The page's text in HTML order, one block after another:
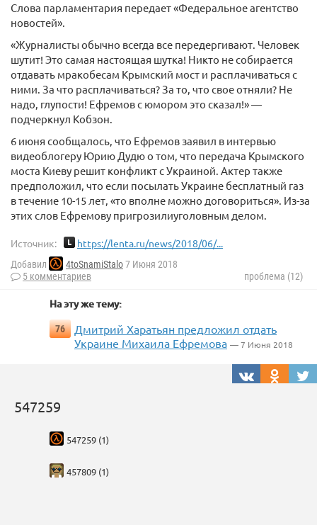
Слова парламентария передает «Федеральное агентство
новостей».
«Журналисты обычно всегда все передергивают. Человек
шутит! Это самая настоящая шутка! Никто не собирается
отдавать мракобесам Крымский мост и расплачиваться с
ними. За что расплачиваться? За то, что свое отняли? Не
надо, глупости! Ефремов с юмором это сказал!» —
подчеркнул Кобзон.
6 июня сообщалось, что Ефремов заявил в интервью
видеоблогеру Юрию Дудю о том, что передача Крымского
моста Киеву решит конфликт с Украиной. Актер также
предположил, что если посылать Украине бесплатный газ
в течение 10-15 лет, «то вполне можно договориться». Из-за
этих слов Ефремову пригрозилиуголовным делом.
Источник: https://lenta.ru/news/2018/06/...
Добавил 4toSnamiStalo7 Июня 2018
5 комментариев
проблема (12)
На эту же тему:
76
Дмитрий Харатьян предложил отдать
Украине Михаила Ефремова — 7 Июня 2018
547259
547259 (1)
457809 (1)